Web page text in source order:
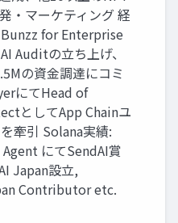
・マーケティング 経
for Enterprise
Auditの立ち上げ、
の資金調達にコミ
にてHead of
としてApp Chainユ
牽引 Solana実績:
にてSendAI賞
Japan設立,
Contributor etc.